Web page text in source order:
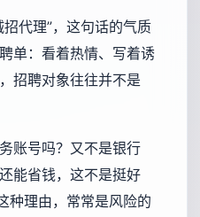
代理”，这句话的气质
单：看着热情、写着诱
招聘对象往往并不是
账号吗？又不是银行
能省钱，这不是挺好
种理由，常常是风险的